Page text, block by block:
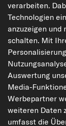
Die hier dargestellten
nicht vervielfältigt
der Datenbank ohne
Einbeziehung Dritter
unautorisierte
verarbeiten.
Technologien
anzuzeigen und
schalten. Mit
Auswertung
Media-
Werbepartner
weiteren Daten
umfasst die